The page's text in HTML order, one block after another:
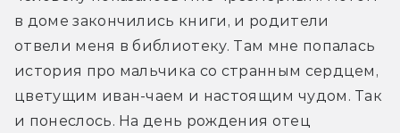
в доме закончились книги, и родители
отвели меня в библиотеку. Там мне попалась
история про мальчика со странным сердцем,
цветущим иван-чаем и настоящим чудом. Так
и понеслось. На день рождения отец